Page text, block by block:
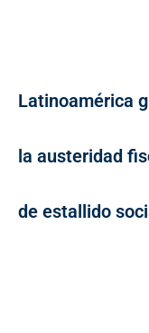
Latinoamérica
la austeridad
de estallido